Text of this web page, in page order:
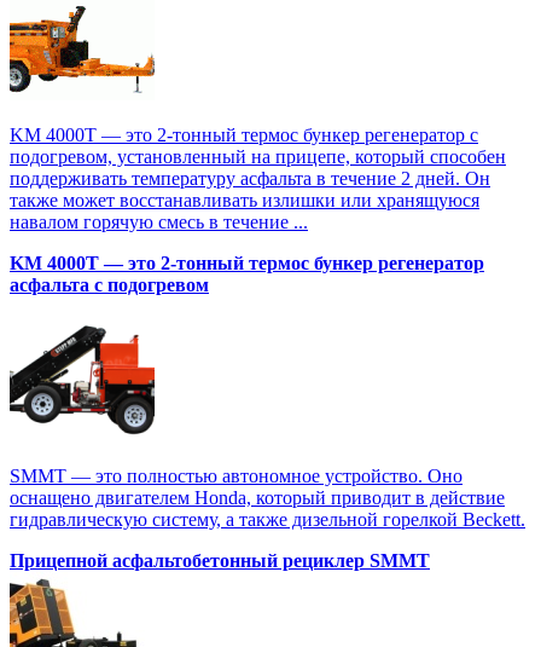
KM 4000T — это 2-тонный термос бункер регенератор с
подогревом, установленный на прицепе, который способен
поддерживать температуру асфальта в течение 2 дней. Он
также может восстанавливать излишки или хранящуюся
навалом горячую смесь в течение ...
KM 4000T — это 2-тонный термос бункер регенератор
асфальта с подогревом
SMMT — это полностью автономное устройство. Оно
оснащено двигателем Honda, который приводит в действие
гидравлическую систему, а также дизельной горелкой Beckett.
Прицепной асфальтобетонный рециклер SMMT